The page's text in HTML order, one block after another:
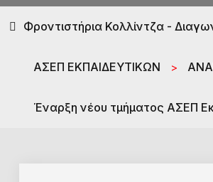
Φροντιστήρια Κολλίντζα -
ΑΣΕΠ ΕΚΠΑΙΔΕΥΤΙΚΩΝ >
Έναρξη νέου τμήματος ΑΣΕΠ